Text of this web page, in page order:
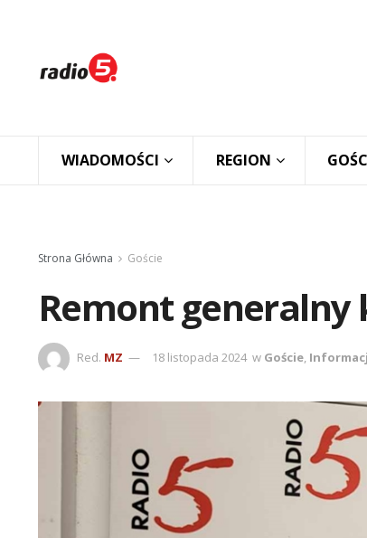
WIADOMOŚCI REGION
Strona Główna Goście
Remont generalny
Red. MZ 18 listopada 2024 w Goście,